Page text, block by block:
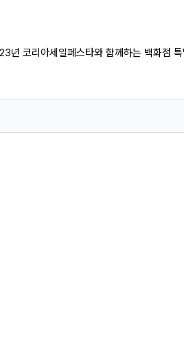
년 코리아세일페스타와 함께하는 백화점 특